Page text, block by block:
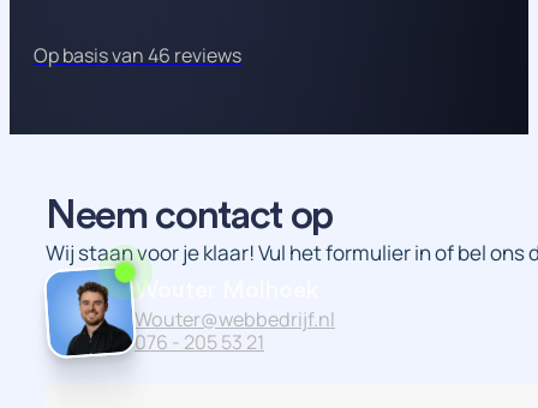
Op basis van 46 reviews
Neem contact op
Wij staan voor je klaar! Vul het formulier in of bel
Wouter Molhoek
Wouter@webbedrijf.nl
076 - 205 53 21